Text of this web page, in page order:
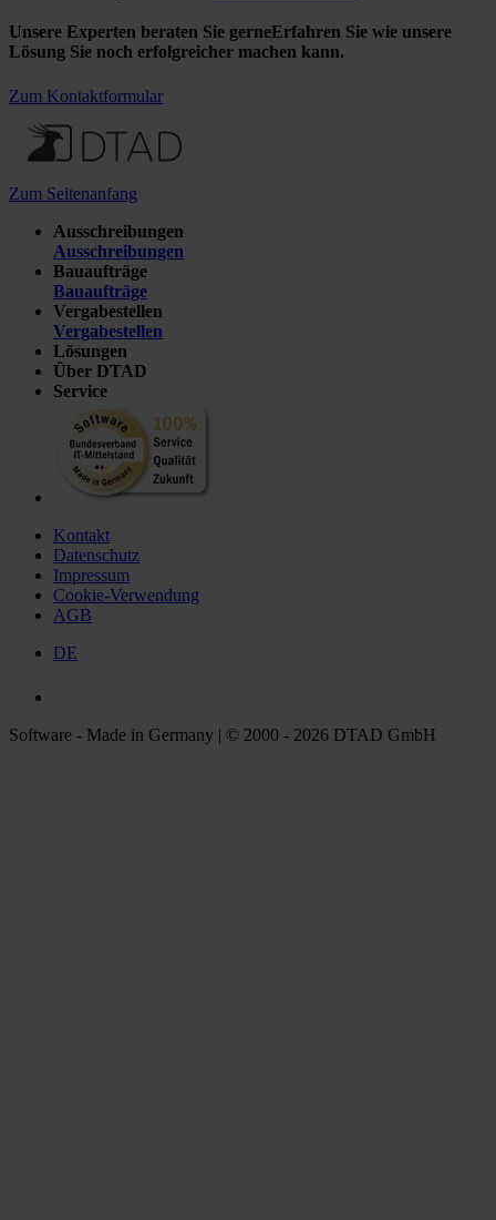
Unsere Experten beraten Sie gerneErfahren Sie wie unsere
Lösung Sie noch erfolgreicher machen kann.
Zum Kontaktformular
Zum Seitenanfang
Ausschreibungen
Ausschreibungen
Bauaufträge
Bauaufträge
Vergabestellen
Vergabestellen
Lösungen
Über DTAD
Service
Kontakt
Datenschutz
Impressum
Cookie-Verwendung
AGB
DE
Software - Made in Germany | © 2000 - 2026 DTAD GmbH